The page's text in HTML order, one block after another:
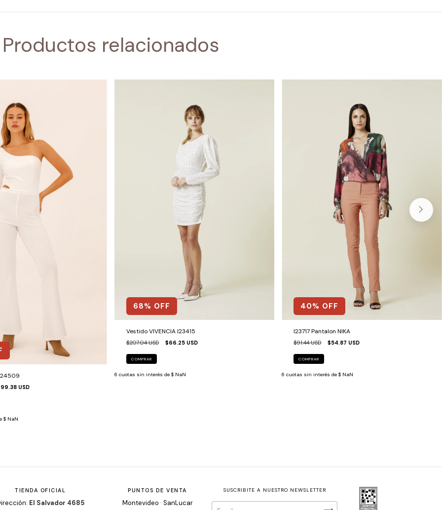
Productos relacionados
USD
$ NaN
68% OFF
Vestido VIVENCIA I23415
$207.04 USD $66.25 USD
COMPRAR
6 cuotas sin interés de $ NaN
40% OFF
I23717 Pantalon NIKA
$91.44 USD $54.87 USD
COMPRAR
6 cuotas sin interés de$ NaN
TIENDA OFICIAL
El Salvador 4685
PUNTOS DE VENTA
Montevideo · SanLucar
SUSCRIBITE A NUESTRO NEWSLETTER